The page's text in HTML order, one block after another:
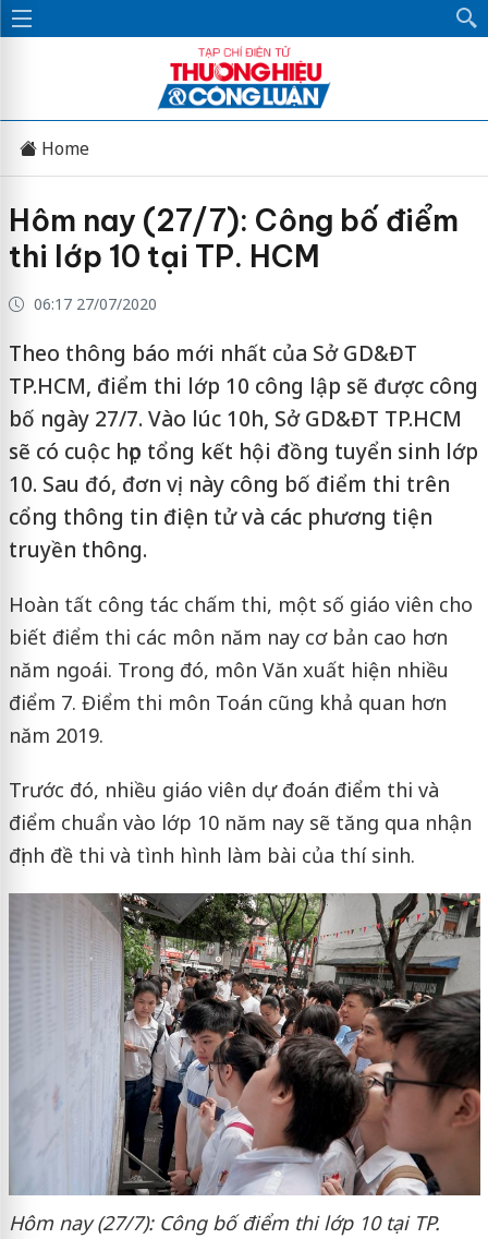
Home
Hôm nay (27/7): Công bố điểm
thi lớp 10 tại TP. HCM
06:17 27/07/2020
Theo thông báo mới nhất của Sở GD&ĐT
TP.HCM, điểm thi lớp 10 công lập sẽ được công
bố ngày 27/7. Vào lúc 10h, Sở GD&ĐT TP.HCM
sẽ có cuộc họp tổng kết hội đồng tuyển sinh lớp
10. Sau đó, đơn vị này công bố điểm thi trên
cổng thông tin điện tử và các phương tiện
truyền thông.
Hoàn tất công tác chấm thi, một số giáo viên cho
biết điểm thi các môn năm nay cơ bản cao hơn
năm ngoái. Trong đó, môn Văn xuất hiện nhiều
điểm 7. Điểm thi môn Toán cũng khả quan hơn
năm 2019.
Trước đó, nhiều giáo viên dự đoán điểm thi và
điểm chuẩn vào lớp 10 năm nay sẽ tăng qua nhận
định đề thi và tình hình làm bài của thí sinh.
Hôm nay (27/7): Công bố điểm thi lớp 10 tại TP.